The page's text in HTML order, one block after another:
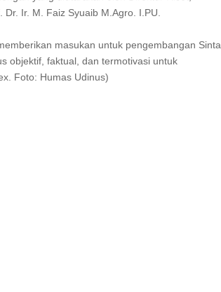
Ir. M. Faiz Syuaib M.Agro. I.PU.
masukan untuk pengembangan Sinta
objektif, faktual, dan termotivasi untuk
Foto: Humas Udinus)